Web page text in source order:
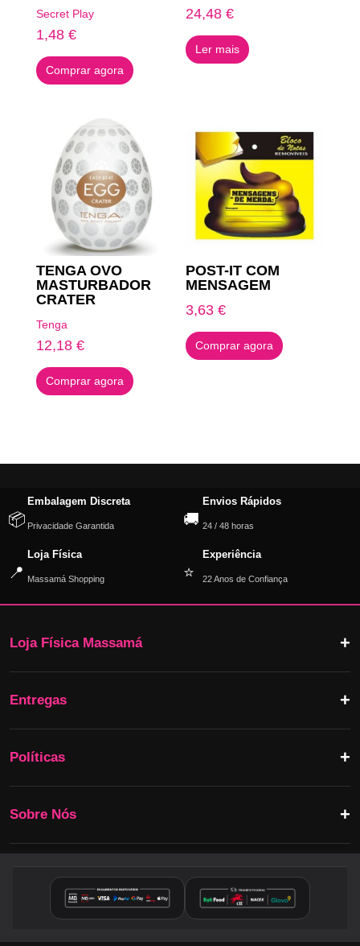
Secret Play
1,48 €
Comprar agora
24,48€
Ler mais
TENGA OVO
MASTURBADOR
CRATER
Tenga
12,18 €
Comprar agora
POST-IT COM
MENSAGEM
3,63€
Comprar agora
📦
Embalagem Discreta
Privacidade Garantida 🚚
Envios Rápidos
24 / 48 horas
📍
Loja Física
Massamá Shopping ⭐
Experiência
22 Anos de Confiança
Loja Física Massamá
Entregas
Políticas
Sobre Nós